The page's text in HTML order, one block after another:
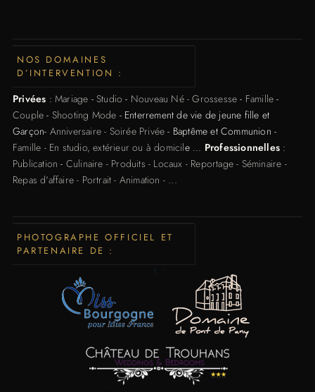
NOS DOMAINES
D’INTERVENTION :
Privées :Mariage -Studio - Nouveau Né - Grossesse - Famille -
Couple - Shooting Mode - Enterrement de vie de jeune fille et
Garçon- Anniversaire - Soirée Privée - Baptême et Communion -
Famille - En studio, extérieur ou à domicile ... Professionnelles :
Publication - Culinaire - Produits - Locaux - Reportage - Séminaire -
Repas d'affaire - Portrait - Animation - ...
PHOTOGRAPHE OFFICIEL ET
PARTENAIRE DE :